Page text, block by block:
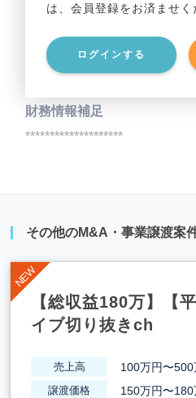
は、会員登録をお済ませく
ログインする
事業資産
事業負債
財務情報補足
********************
その他のM&A・事業譲渡案
【総収益180万】【
イブ切り抜きch
売上高 100万円〜500
譲渡価格 150万円〜180